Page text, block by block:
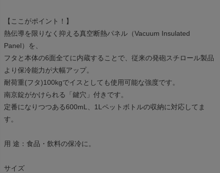
【ここがポイント！】
熱伝導を限りなく抑える真空断熱パネル（Vacuum Insulated
Panel）を、
フタと本体の6面全てに内蔵することで、従来の発砲スチロール製品
より保冷能力が大幅アップ。
耐荷重(フタ)100kgでイスとしても使用可能な強度です。
南京錠がかけられる「鍵穴」付きです。
定番になりつつある600mL、1Lペットボトルの収納に対応してま
す。
用 途：食品・飲料の保冷に。
サイズ